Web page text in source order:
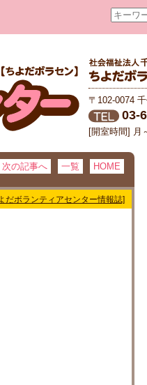
〒102-0074
03-
[開室時間] 月
次の記事へ 一覧 HOME
だボランティアセンター情報誌]